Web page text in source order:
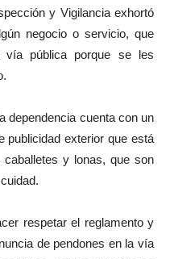
y Vigilancia exhortó
negocio o servicio, que
vía pública porque se les
dependencia cuenta con un
publicidad exterior que está
caballetes y lonas, que son
respetar el reglamento y
de pendones en la vía